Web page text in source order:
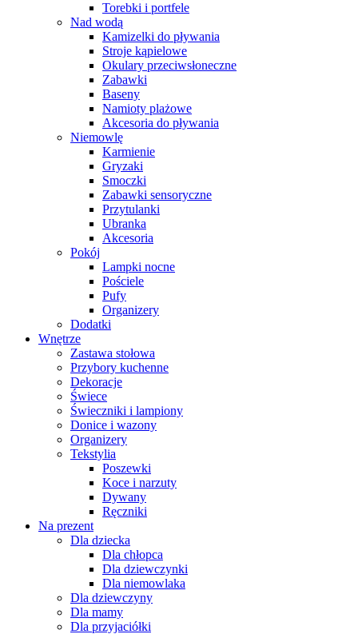
Torebki i portfele
Nad wodą
Kamizelki do pływania
Stroje kąpielowe
Okulary przeciwsłoneczne
Zabawki
Baseny
Namioty plażowe
Akcesoria do pływania
Niemowlę
Karmienie
Gryzaki
Smoczki
Zabawki sensoryczne
Przytulanki
Ubranka
Akcesoria
Pokój
Lampki nocne
Pościele
Pufy
Organizery
Dodatki
Wnętrze
Zastawa stołowa
Przybory kuchenne
Dekoracje
Świece
Świeczniki i lampiony
Donice i wazony
Organizery
Tekstylia
Poszewki
Koce i narzuty
Dywany
Ręczniki
Na prezent
Dla dziecka
Dla chłopca
Dla dziewczynki
Dla niemowlaka
Dla dziewczyny
Dla mamy
Dla przyjaciółki